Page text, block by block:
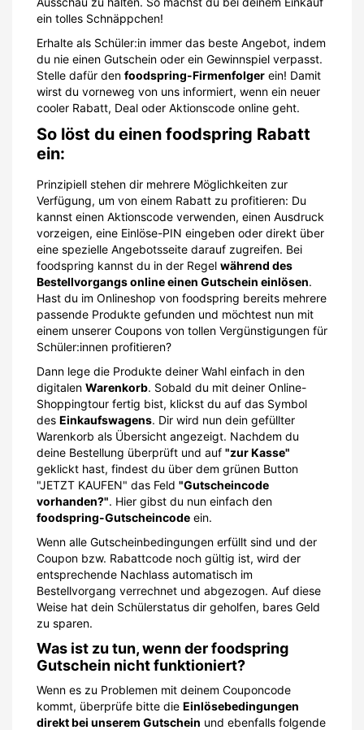
ein tolles Schnäppchen!
Erhalte als Schüler:in immer das beste Angebot, indem
du nie einen Gutschein oder ein Gewinnspiel verpasst.
Stelle dafür den foodspring-Firmenfolger ein! Damit
wirst du vorneweg von uns informiert, wenn ein neuer
cooler Rabatt, Deal oder Aktionscode online geht.
So löst du einen foodspring Rabatt
ein:
Prinzipiell stehen dir mehrere Möglichkeiten zur
Verfügung, um von einem Rabatt zu profitieren: Du
kannst einen Aktionscode verwenden, einen Ausdruck
vorzeigen, eine Einlöse-PIN eingeben oder direkt über
eine spezielle Angebotsseite darauf zugreifen. Bei
foodspring kannst du in der Regel während des
Bestellvorgangs online einen Gutschein einlösen.
Hast du im Onlineshop von foodspring bereits mehrere
passende Produkte gefunden und möchtest nun mit
einem unserer Coupons von tollen Vergünstigungen für
Schüler:innen profitieren?
Dann lege die Produkte deiner Wahl einfach in den
digitalen Warenkorb. Sobald du mit deiner Online-
Shoppingtour fertig bist, klickst du auf das Symbol
des Einkaufswagens. Dir wird nun dein gefüllter
Warenkorb als Übersicht angezeigt. Nachdem du
deine Bestellung überprüft und auf "zur Kasse"
geklickt hast, findest du über dem grünen Button
"JETZT KAUFEN" das Feld "Gutscheincode
vorhanden?". Hier gibst du nun einfach den
foodspring-Gutscheincode ein.
Wenn alle Gutscheinbedingungen erfüllt sind und der
Coupon bzw. Rabattcode noch gültig ist, wird der
entsprechende Nachlass automatisch im
Bestellvorgang verrechnet und abgezogen. Auf diese
Weise hat dein Schülerstatus dir geholfen, bares Geld
zu sparen.
Was ist zu tun, wenn der foodspring
Gutschein nicht funktioniert?
Wenn es zu Problemen mit deinem Couponcode
kommt, überprüfe bitte die Einlösebedingungen
direkt bei unserem Gutschein und ebenfalls folgende